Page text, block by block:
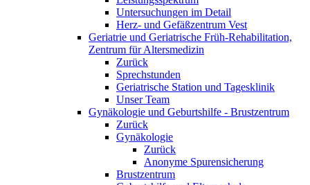
Untersuchungen im Detail
Herz- und Gefäßzentrum Vest
Geriatrie und Geriatrische Früh-Rehabilitation,
Zentrum für Altersmedizin
Zurück
Sprechstunden
Geriatrische Station und Tagesklinik
Unser Team
Gynäkologie und Geburtshilfe - Brustzentrum
Zurück
Gynäkologie
Zurück
Anonyme Spurensicherung
Brustzentrum